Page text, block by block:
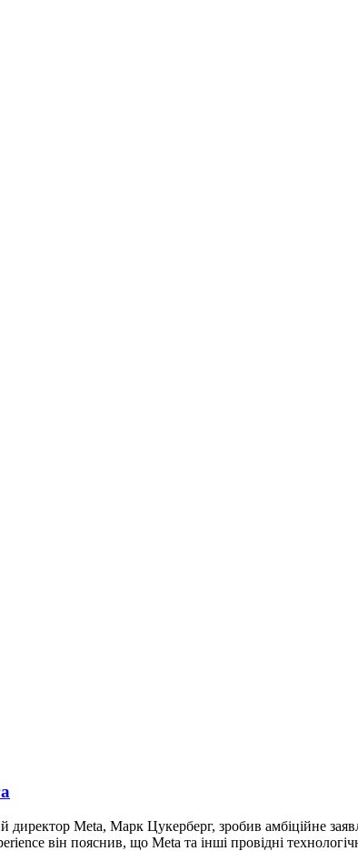
директор Meta, Марк Цукерберг, зробив амбіційне
він пояснив, що Meta та інші провідні